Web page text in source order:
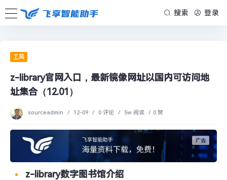
搜索 登录
工具
z-library官网入口，最新镜像网址以国内可访问地
址集合（12.01）
sourceadmin / 12-09 / 0 评论 / 5w 阅读 / 0 赞
z-library数字图书馆介绍